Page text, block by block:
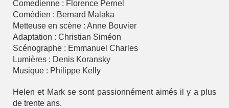
Comedienne : Florence Pernel
Comédien : Bernard Malaka
Metteuse en scène : Anne Bouvier
Adaptation : Christian Siméon
Scénographe : Emmanuel Charles
Lumières : Denis Koransky
Musique : Philippe Kelly
Helen et Mark se sont passionnément aimés il y a plus
de trente ans.